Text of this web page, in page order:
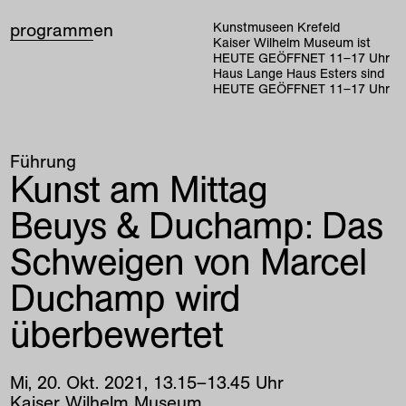
programmen
Kunstmuseen Krefeld
Kaiser Wilhelm Museum ist
HEUTE GEÖFFNET 11–17 Uhr
Haus Lange Haus Esters sind
HEUTE GEÖFFNET 11–17 Uhr
Führung
Kunst am Mittag
Beuys & Duchamp: Das
Schweigen von Marcel
Duchamp wird
überbewertet
Mi, 20. Okt. 2021 , 13.15–13.45 Uhr